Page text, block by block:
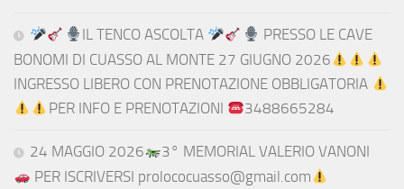
IL TENCO ASCOLTA
PRESSO LE CAVE
BONOMI DI CUASSO AL MONTE 27 GIUGNO 2026
INGRESSO LIBERO CON PRENOTAZIONE OBBLIGATORIA
PER INFO E PRENOTAZIONI
3488665284
24 MAGGIO 2026
3° MEMORIAL VALERIO VANONI
PER ISCRIVERSI prolococuasso@gmail.com